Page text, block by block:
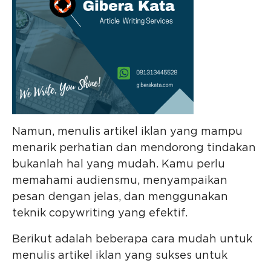
Namun, menulis artikel iklan yang mampu
menarik perhatian dan mendorong tindakan
bukanlah hal yang mudah. Kamu perlu
memahami audiensmu, menyampaikan
pesan dengan jelas, dan menggunakan
teknik copywriting yang efektif.
Berikut adalah beberapa cara mudah untuk
menulis artikel iklan yang sukses untuk